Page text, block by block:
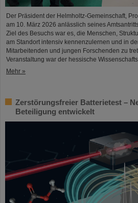
Der Präsident der Helmholtz-Gemeinschaft,
am 10. März 2026 anlässlich seines
Ziel des Besuchs war es, die Menschen,
am Standort intensiv kennenzulernen und in
Mitarbeitenden und jungen Forschenden zu
Veranstaltung war der hessische
Mehr »
Zerstörungsfreier Batterietest –
Beteiligung entwickelt